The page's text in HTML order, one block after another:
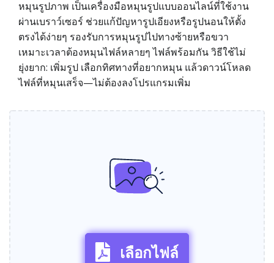
หมุนรูปภาพ เป็นเครื่องมือหมุนรูปแบบออนไลน์ที่ใช้งาน
ผ่านเบราว์เซอร์ ช่วยแก้ปัญหารูปเอียงหรือรูปนอนให้ตั้ง
ตรงได้ง่ายๆ รองรับการหมุนรูปไปทางซ้ายหรือขวา
เหมาะเวลาต้องหมุนไฟล์หลายๆ ไฟล์พร้อมกัน วิธีใช้ไม่
ยุ่งยาก: เพิ่มรูป เลือกทิศทางที่อยากหมุน แล้วดาวน์โหลด
ไฟล์ที่หมุนเสร็จ—ไม่ต้องลงโปรแกรมเพิ่ม
เลือกไฟล์